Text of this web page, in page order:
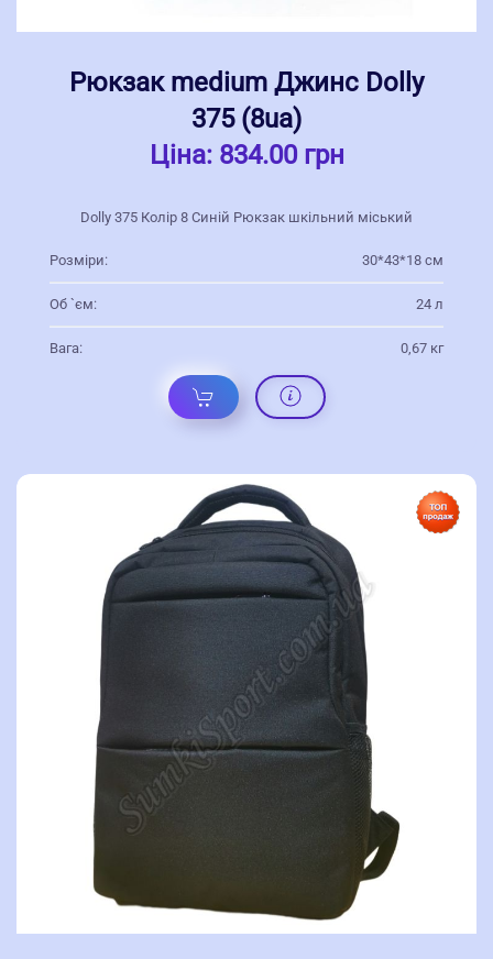
Рюкзак medium Джинс Dolly
375 (8ua)
Ціна: 834.00 грн
Dolly 375 Колір 8 Синій Рюкзак шкільний міський
Розміри: 30*43*18 см
Об `єм: 24 л
Вага: 0,67 кг